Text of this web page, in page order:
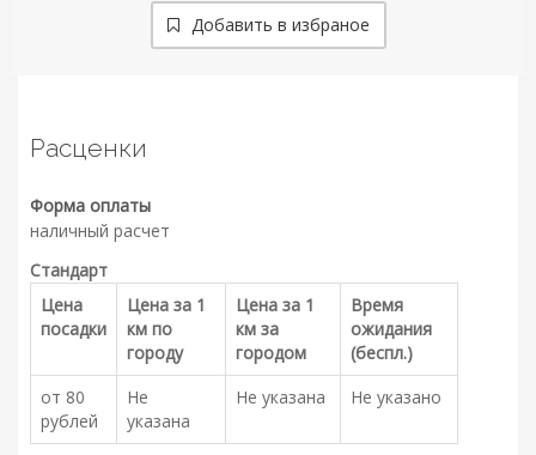
Добавить в избраное
Расценки
Форма оплаты
наличный расчет
Стандарт
Цена
посадки
Цена за 1
км по
городу
Цена за 1
км за
городом
Время
ожидания
(беспл.)
от 80
рублей
Не
указана
Не указана Не указано